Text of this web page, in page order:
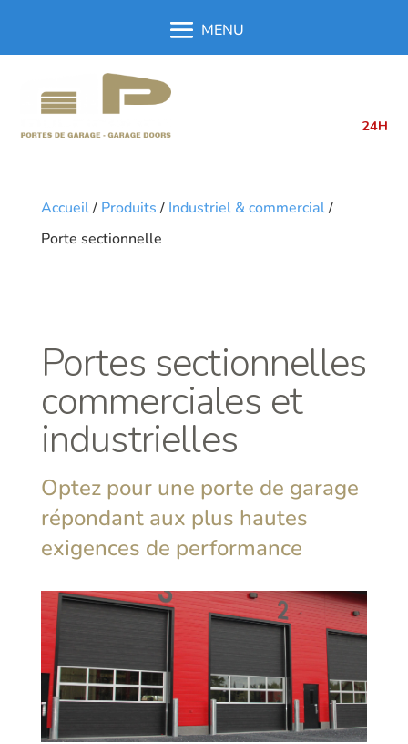
24H
Accueil/ Produits / Industriel & commercial/
Porte sectionnelle
Portes sectionnelles
commerciales et
industrielles
Optez pour une porte de garage
répondant aux plus hautes
exigences de performance